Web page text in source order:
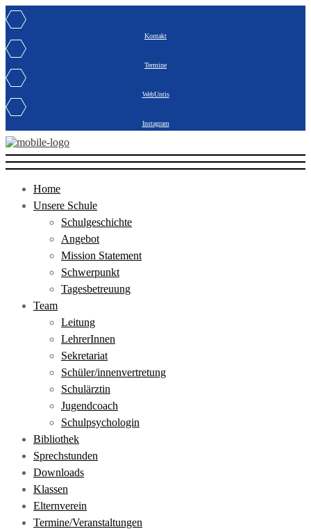
Kontakt
Termine
WebUntis
Instagram
Home
Unsere Schule
Schulgeschichte
Angebot
Mission Statement
Schwerpunkt
Tagesbetreuung
Team
Leitung
LehrerInnen
Sekretariat
Schüler/innenvertretung
Schulärztin
Jugendcoach
Schulpsychologin
Bibliothek
Sprechstunden
Downloads
Klassen
Elternverein
Termine/Veranstaltungen